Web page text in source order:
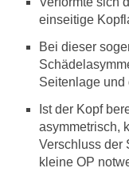
einseitige
Bei dieser
Seitenlage und
Ist der Kopf
asymmetrisch,
Verschluss der
kleine OP
Baby-
Baby und
Baby und
Baby-
Windeln